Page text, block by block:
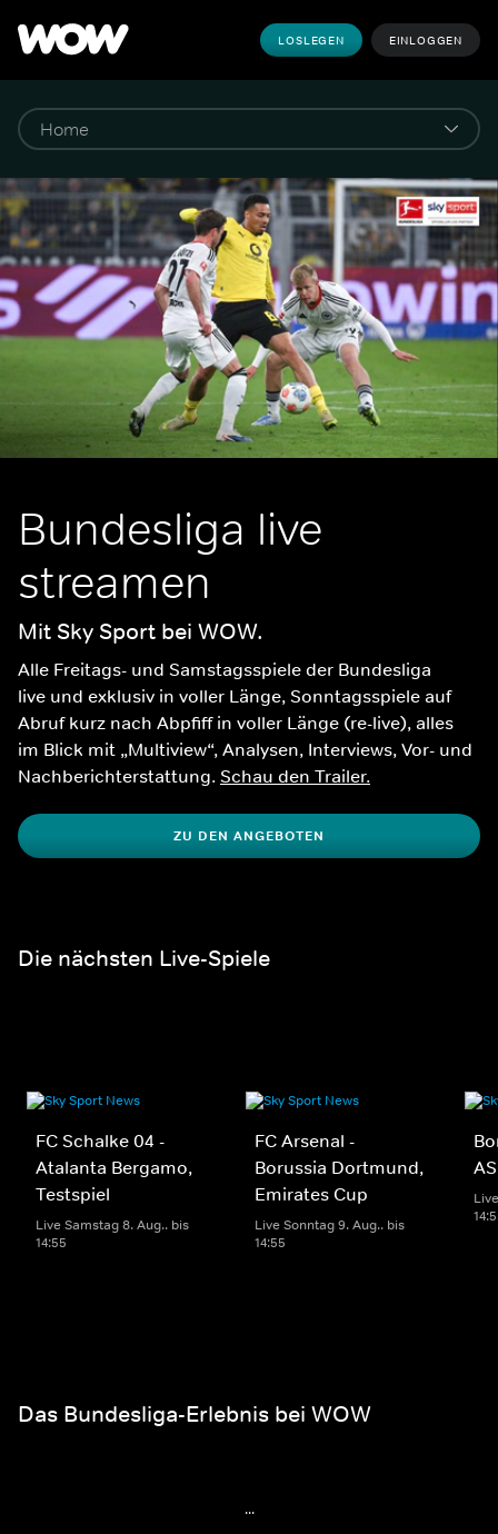
LOSLEGEN EINLOGGEN
Bundesliga live
streamen
Mit Sky Sport bei WOW.
Alle Freitags- und Samstagsspiele der Bundesliga
live und exklusiv in voller Länge, Sonntagsspiele auf
Abruf kurz nach Abpfiff in voller Länge (re-live), alles
im Blick mit „Multiview“, Analysen, Interviews, Vor- und
Nachberichterstattung. Schau den Trailer.
ZU DEN ANGEBOTEN
Die nächsten Live-Spiele
FC Schalke 04 -
Atalanta Bergamo,
Testspiel
Live Samstag 8. Aug.. bis
14:55
FC Arsenal -
Borussia Dortmund,
Emirates Cup
Live Sonntag 9. Aug.. bis
14:55
...
Das Bundesliga-Erlebnis bei WOW